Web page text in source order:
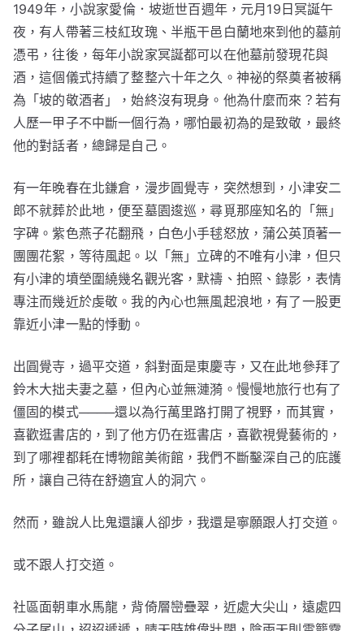
1949年，小說家愛倫．坡逝世百週年，元月19日冥誕午
夜，有人帶著三枝紅玫瑰、半瓶干邑白蘭地來到他的墓前
憑弔，往後，每年小說家冥誕都可以在他墓前發現花與
酒，這個儀式持續了整整六十年之久。神祕的祭奠者被稱
為「坡的敬酒者」，始終沒有現身。他為什麼而來？若有
人歷一甲子不中斷一個行為，哪怕最初為的是致敬，最終
他的對話者，總歸是自己。
有一年晚春在北鎌倉，漫步圓覺寺，突然想到，小津安二
郎不就葬於此地，便至墓園逡巡，尋覓那座知名的「無」
字碑。紫色燕子花翻飛，白色小手毬怒放，蒲公英頂著一
團團花絮，等待風起。以「無」立碑的不唯有小津，但只
有小津的墳塋圍繞幾名觀光客，默禱、拍照、錄影，表情
專注而幾近於虔敬。我的內心也無風起浪地，有了一股更
靠近小津一點的悸動。
出圓覺寺，過平交道，斜對面是東慶寺，又在此地參拜了
鈴木大拙夫妻之墓，但內心並無漣漪。慢慢地旅行也有了
僵固的模式────還以為行萬里路打開了視野，而其實，
喜歡逛書店的，到了他方仍在逛書店，喜歡視覺藝術的，
到了哪裡都耗在博物館美術館，我們不斷鑿深自己的庇護
所，讓自己待在舒適宜人的洞穴。
然而，雖說人比鬼還讓人卻步，我還是寧願跟人打交道。
或不跟人打交道。
社區面朝車水馬龍，背倚層巒疊翠，近處大尖山，遠處四